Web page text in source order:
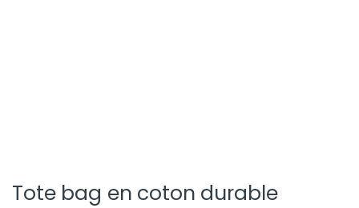
Tote bag en coton durable